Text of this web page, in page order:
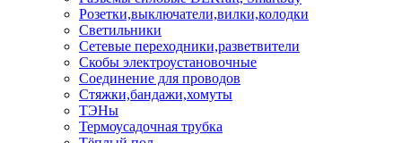
Розетки,выключатели,вилки,колодки
Светильники
Сетевые переходники,разветвители
Скобы электроустановочные
Соединение для проводов
Стяжки,бандажи,хомуты
ТЭНы
Термоусадочная трубка